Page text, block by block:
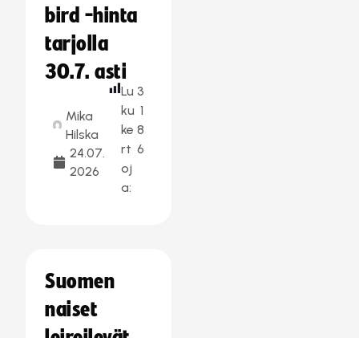
bird -hinta
tarjolla
30.7. asti
Mika
Hilska
24.07.
2026
Lu
ku
ke
rt
oj
a:
3
1
8
6
Suomen
naiset